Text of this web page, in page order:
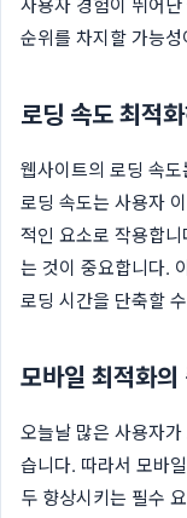
사용자 경험이 뛰어
순위를 차지할 가능
로딩 속도 최적화
웹사이트의 로딩 속
로딩 속도는 사용자
적인 요소로 작용합
는 것이 중요합니다.
로딩 시간을 단축할
모바일 최적화의
오늘날 많은 사용자
습니다. 따라서 모바
두 향상시키는 필수